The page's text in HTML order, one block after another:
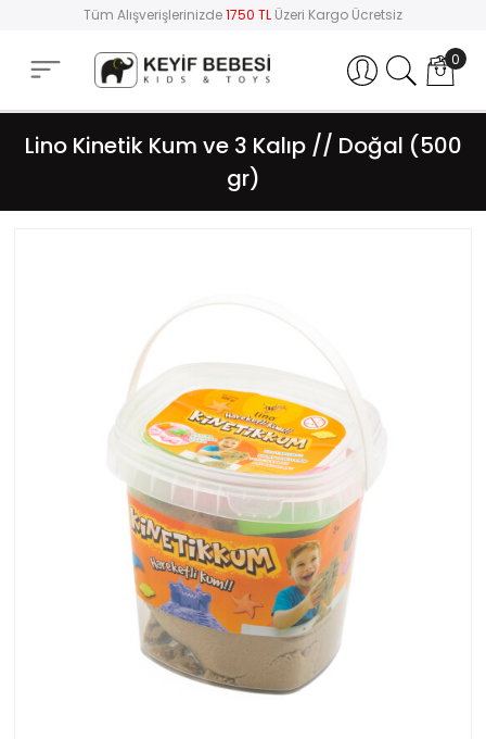
Tüm Alışverişlerinizde1750 TL Üzeri Kargo Ücretsiz
Hesabım 0
Lino Kinetik Kum ve 3 Kalıp // Doğal (500
gr)